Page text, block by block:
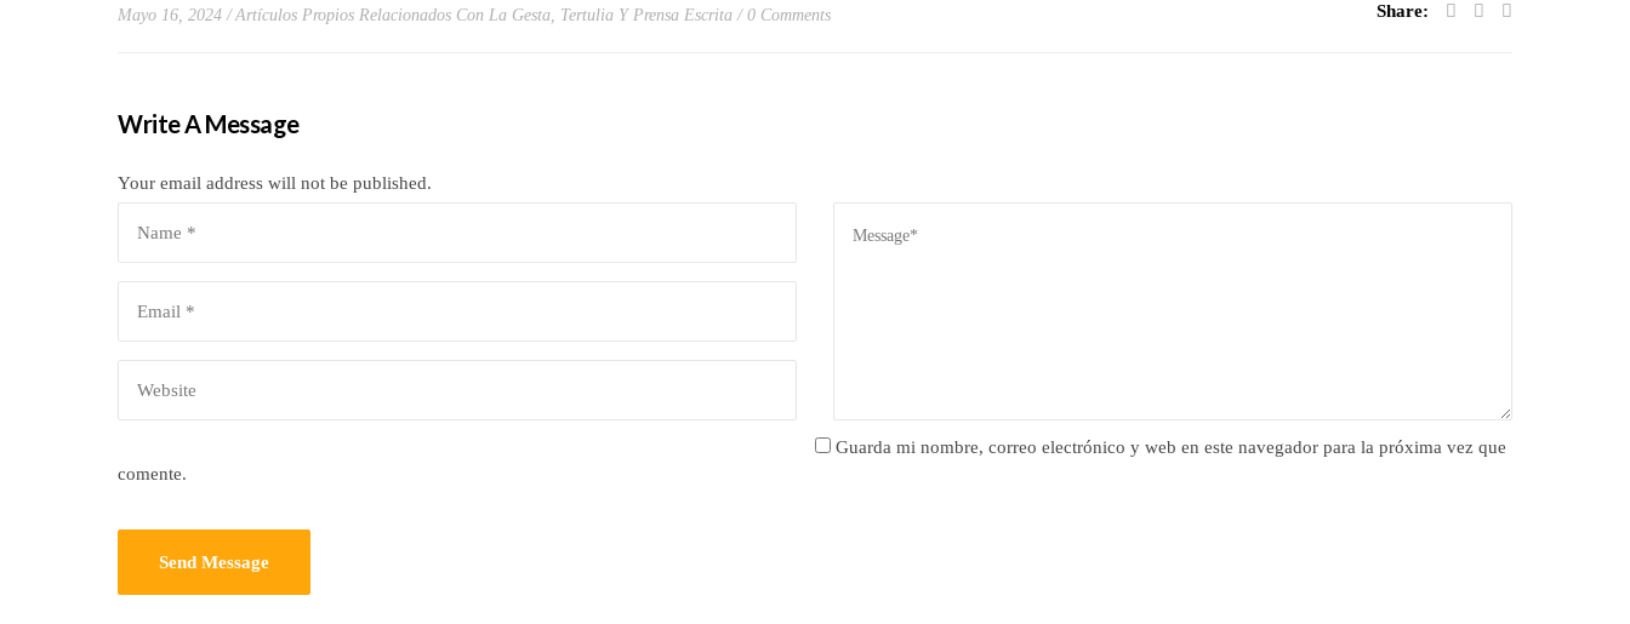
Mayo 16, 2024 Artículos Propios Relacionados Con La Gesta, Tertulia Y Prensa Escrita 0 Comments Share:
Write A Message
Your email address will not be published.
Guarda mi nombre, correo electrónico y web en este navegador para la próxima vez que
comente.